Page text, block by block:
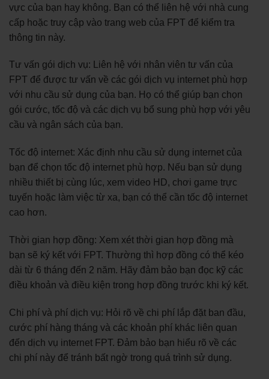
vực của bạn hay không. Bạn có thể liên hệ với nhà cung
cấp hoặc truy cập vào trang web của FPT để kiểm tra
thông tin này.
Tư vấn gói dịch vụ: Liên hệ với nhân viên tư vấn của
FPT để được tư vấn về các gói dịch vụ internet phù hợp
với nhu cầu sử dụng của bạn. Họ có thể giúp bạn chọn
gói cước, tốc độ và các dịch vụ bổ sung phù hợp với yêu
cầu và ngân sách của bạn.
Tốc độ internet: Xác định nhu cầu sử dụng internet của
bạn để chọn tốc độ internet phù hợp. Nếu bạn sử dụng
nhiều thiết bị cùng lúc, xem video HD, chơi game trực
tuyến hoặc làm việc từ xa, bạn có thể cần tốc độ internet
cao hơn.
Thời gian hợp đồng: Xem xét thời gian hợp đồng mà
bạn sẽ ký kết với FPT. Thường thì hợp đồng có thể kéo
dài từ 6 tháng đến 2 năm. Hãy đảm bảo bạn đọc kỹ các
điều khoản và điều kiện trong hợp đồng trước khi ký kết.
Chi phí và phí dịch vụ: Hỏi rõ về chi phí lắp đặt ban đầu,
cước phí hàng tháng và các khoản phí khác liên quan
đến dịch vụ internet FPT. Đảm bảo bạn hiểu rõ về các
chi phí này để tránh bất ngờ trong quá trình sử dụng.